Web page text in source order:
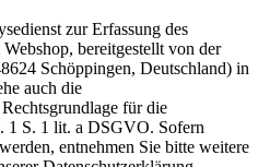
zur Erfassung des
bereitgestellt von der
Schöppingen, Deutschland) in
auch die
für die
1 S. 1 lit. a DSGVO. Sofern
entnehmen Sie bitte weitere